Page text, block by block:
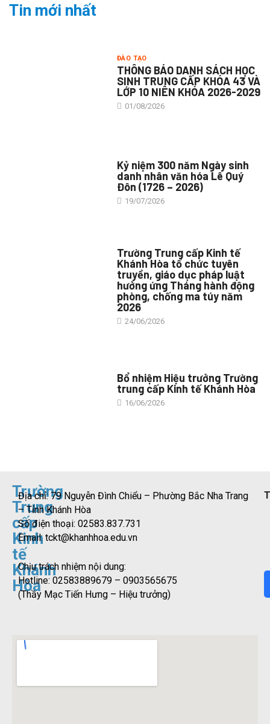
Tin mới nhất
ĐÀO TẠO
THÔNG BÁO DANH SÁCH HỌC
SINH TRUNG CẤP KHÓA 43 VÀ
LỚP 10 NIÊN KHÓA 2026-2029
01/08/2026
Kỷ niệm 300 năm Ngày sinh
danh nhân văn hóa Lê Quý
Đôn (1726 – 2026)
19/07/2026
Trường Trung cấp Kinh tế
Khánh Hòa tổ chức tuyên
truyền, giáo dục pháp luật
hưởng ứng Tháng hành động
phòng, chống ma túy năm
2026
24/06/2026
Bổ nhiệm Hiệu trưởng Trường
trung cấp Kinh tế Khánh Hòa
16/06/2026
Trường
Trung
cấp
Kinh
tế
Khánh
Hòa
Địa chỉ: 79 Nguyễn Đình Chiểu – Phường Bắc Nha Trang
– Tỉnh Khánh Hòa
Số điện thoại: 02583.837.731
Email: tckt@khanhhoa.edu.vn
Chịu trách nhiệm nội dung:
Hotline: 02583889679 – 0903565675
(Thầy Mạc Tiến Hưng – Hiệu trưởng)